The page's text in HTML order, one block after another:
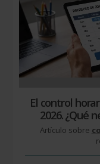
El control
2026. ¿Qué
Artículo sobre